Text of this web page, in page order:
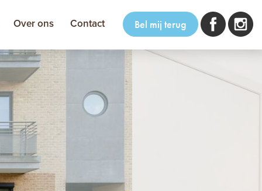
Bel mij terug
Over ons Contact